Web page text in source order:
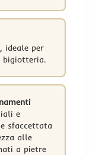
ideale per
e
sfaccettata
alle
a pietre